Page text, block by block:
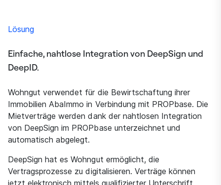
Lösung
Einfache, nahtlose Integration von DeepSign und
DeepID.
Wohngut verwendet für die Bewirtschaftung ihrer
Immobilien AbaImmo in Verbindung mit PROPbase. Die
Mietverträge werden dank der nahtlosen Integration
von DeepSign im PROPbase unterzeichnet und
automatisch abgelegt.
DeepSign hat es Wohngut ermöglicht, die
Vertragsprozesse zu digitalisieren. Verträge können